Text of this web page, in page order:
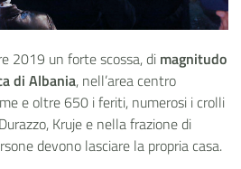
2019 un forte scossa, di magnitudo
di Albania, nell’area centro
e oltre 650 i feriti, numerosi i crolli
Kruje e nella frazione di
devono lasciare la propria casa.